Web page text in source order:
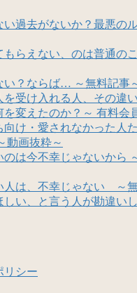
い過去がないか？最悪の
もらえない、のは普通の
い？ならば… ～無料記事
を受け入れる人、その違
を変えたのか？～ 有料会
向け・愛されなかった人
動画抜粋～
のは今不幸じゃないから
人は、不幸じゃない ～
い、と言う人が勘違い
リシー